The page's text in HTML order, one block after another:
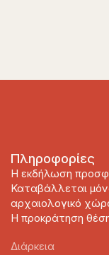
Πληροφορίες
Η εκδήλωση
Καταβάλλεται
αρχαιολογικό
Η προκράτηση
Διάρκεια